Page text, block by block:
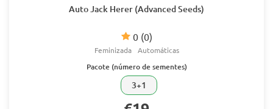
Auto Jack Herer (Advanced Seeds)
0 (0)
Feminizada Automáticas
Pacote (número de sementes)
3+1